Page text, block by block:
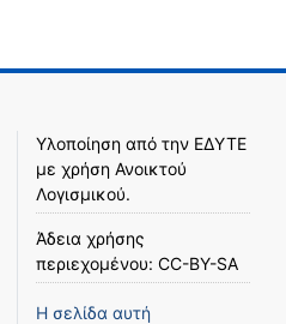
Υλοποίηση από την ΕΔΥΤΕ
με χρήση Ανοικτού
Λογισμικού.
Άδεια χρήσης
περιεχομένου: CC-BY-SA
Η σελίδα αυτή